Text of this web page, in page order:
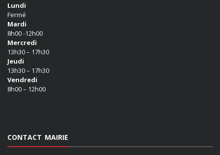
Lundi
Fermé
Mardi
8h00 -12h00
Mercredi
13h30 – 17h30
Jeudi
13h30 – 17h30
Vendredi
8h00 – 12h00
CONTACT MAIRIE